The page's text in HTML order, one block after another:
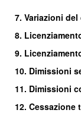
7. Variazioni
8.
9.
10. Dimissioni
11. Dimissioni
12. Cessazione